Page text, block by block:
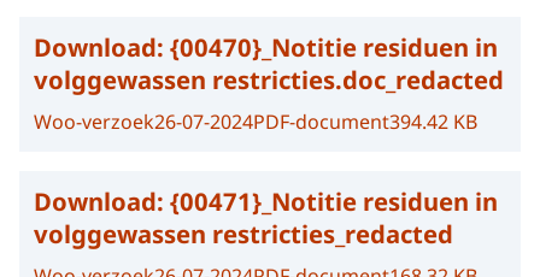
Download: {00470}_Notitie residuen in
volggewassen restricties.doc_redacted
Woo-verzoek26-07-2024PDF-document394.42 KB
Download: {00471}_Notitie residuen in
volggewassen restricties_redacted